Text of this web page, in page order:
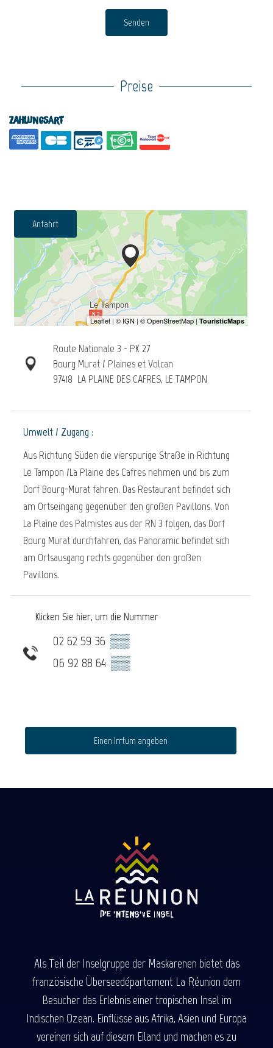
Senden
Preise
Zahlungsart
Anfahrt
Route Nationale 3 - PK 27
Bourg Murat / Plaines et Volcan
97418 LA PLAINE DES CAFRES, LE TAMPON
Umwelt / Zugang :
Aus Richtung Süden die vierspurige Straße in Richtung
Le Tampon /La Plaine des Cafres nehmen und bis zum
Dorf Bourg-Murat fahren. Das Restaurant befindet sich
am Ortseingang gegenüber den großen Pavillons. Von
La Plaine des Palmistes aus der RN 3 folgen, das Dorf
Bourg Murat durchfahren, das Panoramic befindet sich
am Ortsausgang rechts gegenüber den großen
Pavillons.
Klicken Sie hier, um die Nummer
02 62 59 36 ▒▒
06 92 88 64 ▒▒
Einen Irrtum angeben
Als Teil der Inselgruppe der Maskarenen bietet das
französische Überseedépartement La Réunion dem
Besucher das Erlebnis einer tropischen Insel im
Indischen Ozean. Einflüsse aus Afrika, Asien und Europa
vereinen sich auf diesem Eiland und machen es zu